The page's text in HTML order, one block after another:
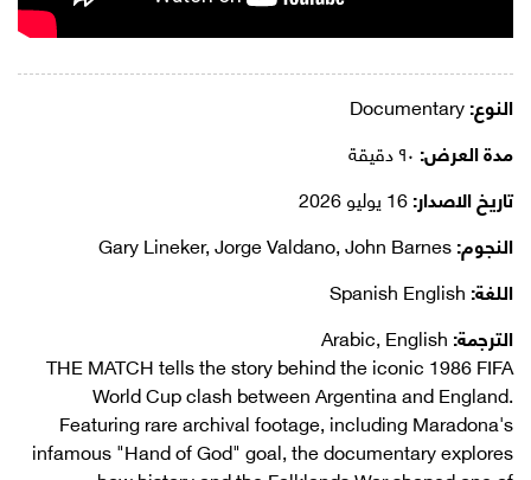
النوع:
مدة العرض:
تاريخ الاصدار:
النجوم:
اللغة:
الترجمة:
THE MATCH tells the story behind the iconic 1986 FIFA
World Cup clash between Argentina and England.
Featuring rare archival footage, including Maradona's
infamous "Hand of God" goal, the documentary explores